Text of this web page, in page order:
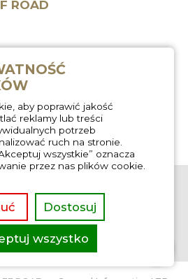
Regulamin
Kontakt
ROAD
aby poprawić jakość
reklamy lub treści
potrzeb
ruch na stronie.
wszystkie” oznacza
przez nas plików cookie.
Dostosuj
wszystko